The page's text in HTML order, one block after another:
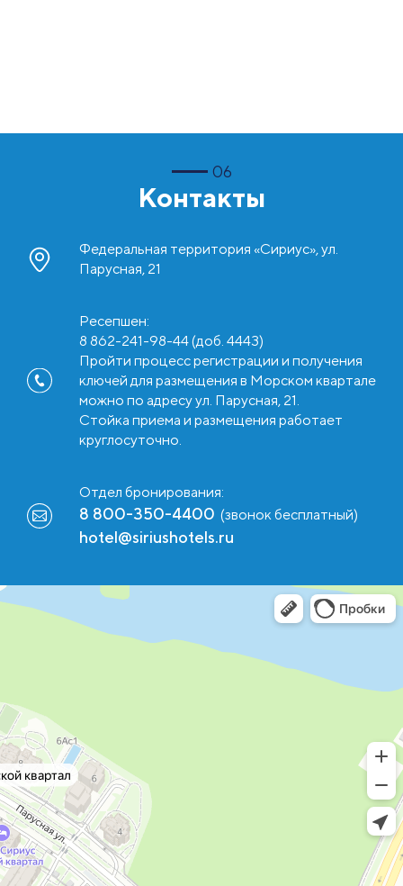
06
Контакты
Федеральная территория «Сириус», ул.
Парусная, 21
Ресепшен:
8 862-241-98-44 (доб. 4443)
Пройти процесс регистрации и получения
ключей для размещения в Морском квартале
можно по адресу ул. Парусная, 21.
Стойка приема и размещения работает
круглосуточно.
Отдел бронирования:
8 800-350-4400 (звонок бесплатный)
hotel@siriushotels.ru